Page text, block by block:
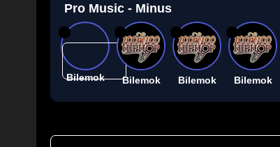
Pro Music - Minus
Bilemok Bilemok Bilemok Bilemok